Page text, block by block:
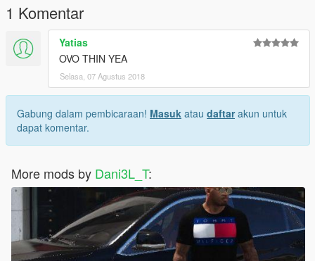
1 Komentar
Yatias
OVO THIN YEA
Selasa, 07 Agustus 2018
Gabung dalam pembicaraan! Masuk atau daftarakun untuk
dapat komentar.
More mods by Dani3L_T: